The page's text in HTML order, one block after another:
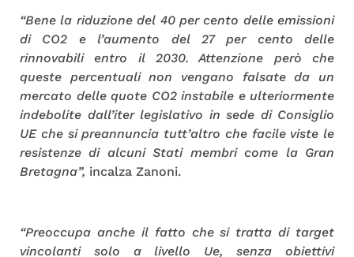
“Bene la riduzione del 40 per cento delle emissioni
di CO2 e l’aumento del 27 per cento delle
rinnovabili entro il 2030. Attenzione però che
queste percentuali non vengano falsate da un
mercato delle quote CO2 instabile e ulteriormente
indebolite dall’iter legislativo in sede di Consiglio
UE che si preannuncia tutt’altro che facile viste le
resistenze di alcuni Stati membri come la Gran
Bretagna”, incalza Zanoni.
“Preoccupa anche il fatto che si tratta di target
vincolanti solo a livello Ue, senza obiettivi